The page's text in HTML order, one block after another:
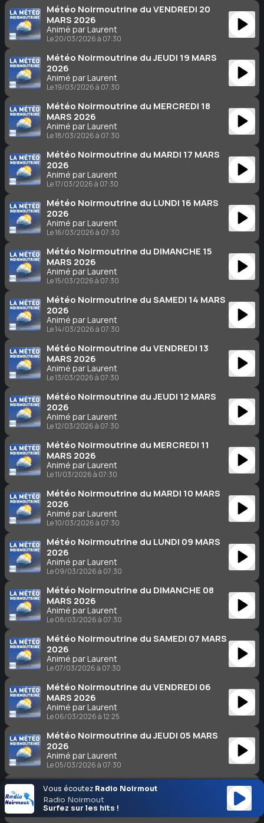
Météo Noirmoutrine du VENDREDI 20
MARS 2026
Animé par Laurent
Le 20/03/2026 à 07:30
Météo Noirmoutrine du JEUDI 19 MARS
2026
Animé par Laurent
Le 19/03/2026 à 07:30
Météo Noirmoutrine du MERCREDI 18
MARS 2026
Animé par Laurent
Le 18/03/2026 à 07:30
Météo Noirmoutrine du MARDI 17 MARS
2026
Animé par Laurent
Le 17/03/2026 à 07:30
Météo Noirmoutrine du LUNDI 16 MARS
2026
Animé par Laurent
Le 16/03/2026 à 07:30
Météo Noirmoutrine du DIMANCHE 15
MARS 2026
Animé par Laurent
Le 15/03/2026 à 07:30
Météo Noirmoutrine du SAMEDI 14 MARS
2026
Animé par Laurent
Le 14/03/2026 à 07:30
Météo Noirmoutrine du VENDREDI 13
MARS 2026
Animé par Laurent
Le 13/03/2026 à 07:30
Météo Noirmoutrine du JEUDI 12 MARS
2026
Animé par Laurent
Le 12/03/2026 à 07:30
Météo Noirmoutrine du MERCREDI 11
MARS 2026
Animé par Laurent
Le 11/03/2026 à 07:30
Météo Noirmoutrine du MARDI 10 MARS
2026
Animé par Laurent
Le 10/03/2026 à 07:30
Météo Noirmoutrine du LUNDI 09 MARS
2026
Animé par Laurent
Le 09/03/2026 à 07:30
Météo Noirmoutrine du DIMANCHE 08
MARS 2026
Animé par Laurent
Le 08/03/2026 à 07:30
Météo Noirmoutrine du SAMEDI 07 MARS
2026
Animé par Laurent
Le 07/03/2026 à 07:30
Météo Noirmoutrine du VENDREDI 06
MARS 2026
Animé par Laurent
Le 06/03/2026 à 12:25
Météo Noirmoutrine du JEUDI 05 MARS
2026
Animé par Laurent
Le 05/03/2026 à 07:30
Météo Noirmoutrine du MERCREDI 04
MARS 2026
Animé par Laurent
Le 04/03/2026 à 07:30
Vous écoutez Radio Noirmout
Radio Noirmout
Surfez sur les hits !